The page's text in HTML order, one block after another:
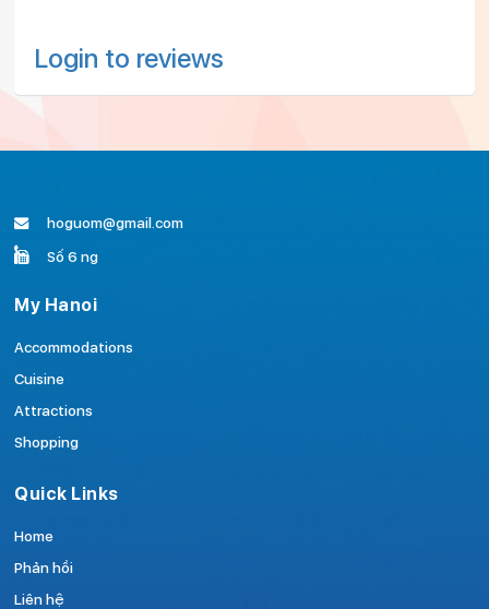
Login to reviews
hoguom@gmail.com
Số 6 ng
My Hanoi
Accommodations
Cuisine
Attractions
Shopping
Quick Links
Home
Phản hồi
Liên hệ